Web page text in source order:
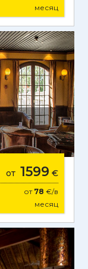
месяц
от 1599 €
от 78 €/в
месяц